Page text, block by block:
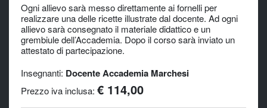
Ogni allievo sarà messo direttamente ai fornelli per
realizzare una delle ricette illustrate dal docente. Ad ogni
allievo sarà consegnato il materiale didattico e un
grembiule dell’Accademia. Dopo il corso sarà inviato un
attestato di partecipazione.
Insegnanti: Docente Accademia Marchesi
Prezzo iva inclusa: € 114,00